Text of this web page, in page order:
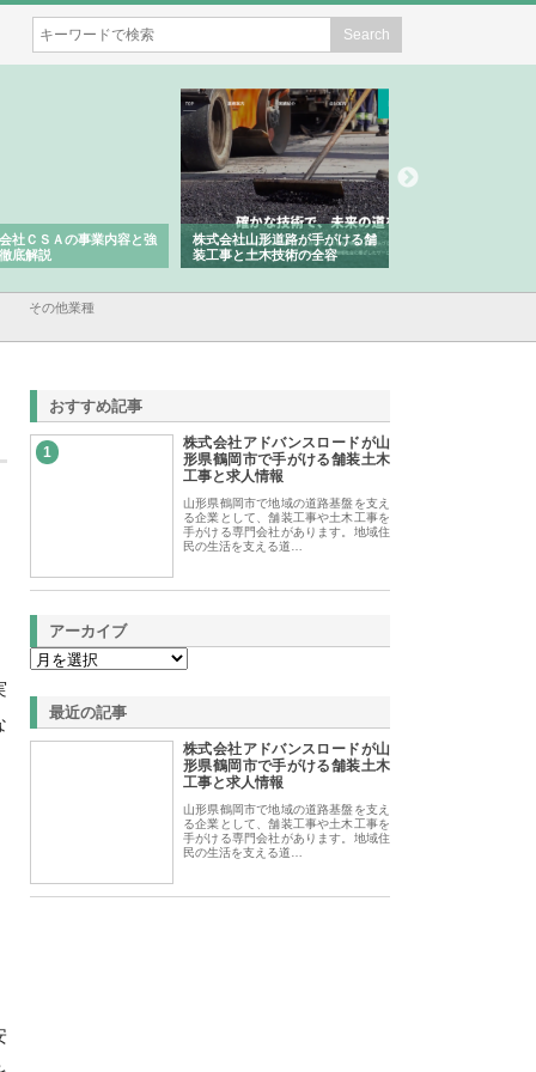
社ＣＳＡの事業内容と強
底解説
株式会社山形道路が手がける舗
装工事と土木技術の全容
その他業種
おすすめ記事
1
株式会社アドバンスロードが山
形県鶴岡市で手がける舗装土木
工事と求人情報
山形県鶴岡市で地域の道路基盤を支え
る企業として、舗装工事や土木工事を
手がける専門会社があります。地域住
民の生活を支える道…
アーカイブ
最近の記事
株式会社アドバンスロードが山
形県鶴岡市で手がける舗装土木
工事と求人情報
山形県鶴岡市で地域の道路基盤を支え
る企業として、舗装工事や土木工事を
手がける専門会社があります。地域住
民の生活を支える道…